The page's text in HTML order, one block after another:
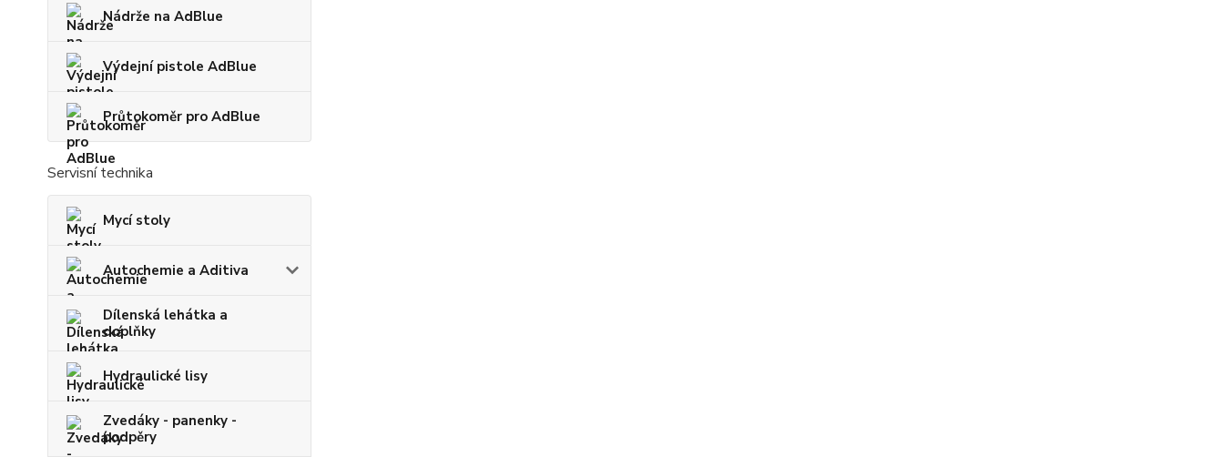
Nádrže na AdBlue
Výdejní pistole AdBlue
Průtokoměr pro AdBlue
Servisní technika
Mycí stoly
Autochemie a Aditiva
Dílenská lehátka a
doplňky
Hydraulické lisy
Zvedáky - panenky -
podpěry